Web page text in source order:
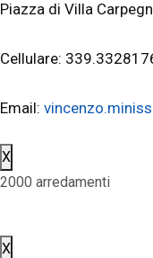
Piazza di Villa
Cellulare:
Email:
X
2000 arredamenti
X